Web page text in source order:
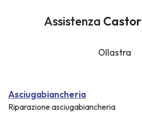
Assistenza Castor
Ollastra
Asciugabiancheria
Riparazione asciugabiancheria